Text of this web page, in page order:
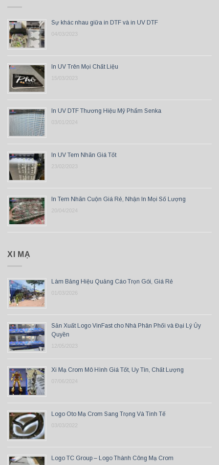
Sự khác nhau giữa in DTF và in UV DTF
04/03/2023
In UV Trên Mọi Chất Liệu
15/03/2023
In UV DTF Thương Hiệu Mỹ Phẩm Senka
03/01/2024
In UV Tem Nhãn Giá Tốt
23/02/2023
In Tem Nhãn Cuộn Giá Rẻ, Nhận In Mọi Số Lượng
20/04/2024
XI MẠ
Làm Bảng Hiệu Quảng Cáo Trọn Gói, Giá Rẻ
01/03/2026
Sản Xuất Logo VinFast cho Nhà Phân Phối và Đại Lý Ủy
Quyền
12/05/2023
Xi Mạ Crom Mô Hình Giá Tốt, Uy Tín, Chất Lượng
07/06/2024
Logo Oto Mạ Crom Sang Trọng Và Tinh Tế
03/03/2022
Logo TC Group – Logo Thành Công Mạ Crom